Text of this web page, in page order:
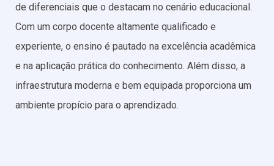
de diferenciais que o destacam no cenário educacional.
Com um corpo docente altamente qualificado e
experiente, o ensino é pautado na excelência acadêmica
e na aplicação prática do conhecimento. Além disso, a
infraestrutura moderna e bem equipada proporciona um
ambiente propício para o aprendizado.